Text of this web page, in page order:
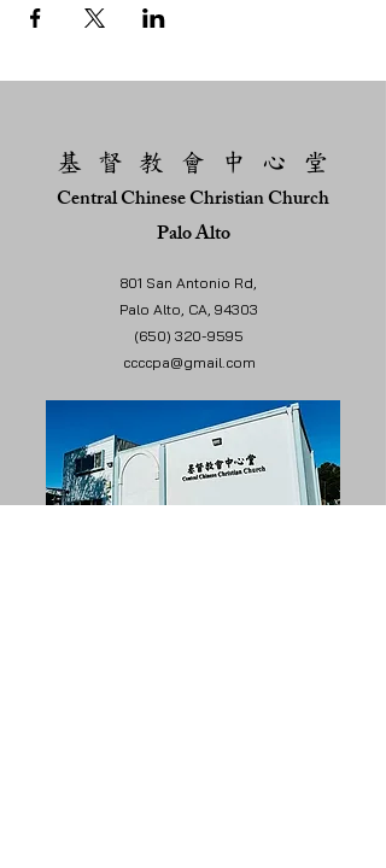
基 督 教 會 中 心 堂
Central Chinese Christian Church
Palo Alto
801 San Antonio Rd,
Palo Alto, CA, 94303
(650) 320-9595
ccccpa@gmail.com